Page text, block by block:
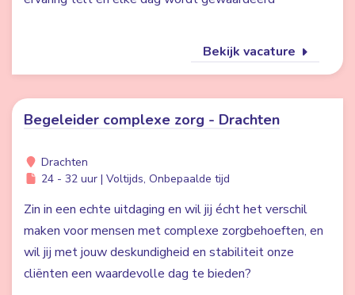
Bekijk vacature
Begeleider complexe zorg - Drachten
Drachten
24 - 32 uur | Voltijds, Onbepaalde tijd
Zin in een echte uitdaging en wil jij écht het verschil
maken voor mensen met complexe zorgbehoeften, en
wil jij met jouw deskundigheid en stabiliteit onze
cliënten een waardevolle dag te bieden?